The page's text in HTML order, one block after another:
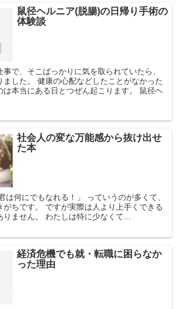
鼠径ヘルニア(脱腸)の日帰り手術の
体験談
で、そこばっかりに気を取られていたら、
ました。 健康の心配などしたことがなかった
は本当にある日とつぜん起こります。 鼠径ヘ
社会人の変な万能感から抜け出せ
た本
は何にでもなれる！」 っていうのが多くて、
がちです。 ですが実際は人より上手くできる
りません。 わたしは特に少なくて...
経済危機でも就・転職に困らなか
った理由